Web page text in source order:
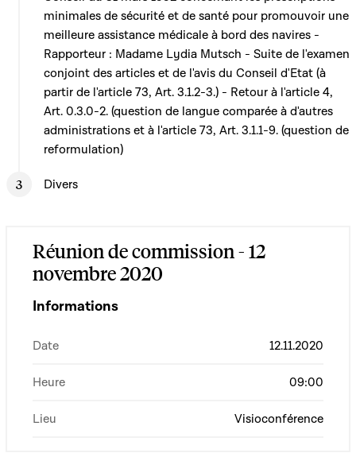
minimales de sécurité et de santé pour promouvoir une
meilleure assistance médicale à bord des navires -
Rapporteur : Madame Lydia Mutsch - Suite de l'examen
conjoint des articles et de l'avis du Conseil d'Etat (à
partir de l'article 73, Art. 3.1.2-3.) - Retour à l'article 4,
Art. 0.3.0-2. (question de langue comparée à d'autres
administrations et à l'article 73, Art. 3.1.1-9. (question de
reformulation)
Divers
Réunion de commission - 12
novembre 2020
Informations
Date 12.11.2020
Heure 09:00
Lieu Visioconférence